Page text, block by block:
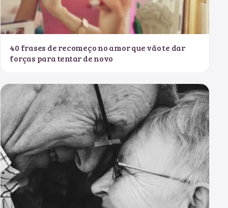
40 frases de recomeço no amor que vão te dar
forças para tentar de novo